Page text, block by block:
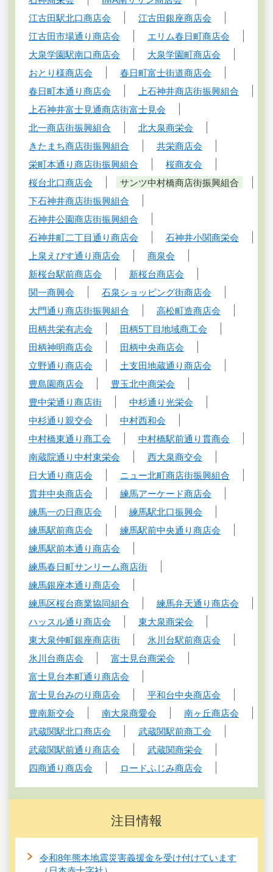
江古田駅北口商店会
江古田銀座商店会
江古田市場通り商店会
エリム春日町商店会
大泉学園駅南口商店会
大泉学園町商店会
おとり様商店会
春日町富士街道商店会
春日町本通り商店会
上石神井商店街振興組合
上石神井富士見通商店街富士見会
北一商店街振興組合
北大泉商栄会
きたまち商店街振興組合
共栄商店会
栄町本通り商店街振興組合
桜商友会
桜台北口商店会
サンツ中村橋商店街振興組合
下石神井商店街振興組合
石神井公園商店街振興組合
石神井町二丁目通り商店会
石神井小関商栄会
上泉えびす通り商店会
商泉会
新桜台駅前商店会
新桜台商店会
関一商興会
石泉ショッピング街商店会
大門通り商店街振興組合
高松町造商店会
田柄共栄有志会
田柄5丁目地域商工会
田柄神明商店会
田柄中央商店会
立野通り商店会
土支田地蔵通り商店会
豊島園商店会
豊玉北中商栄会
豊中栄通り商店街
中杉通り光栄会
中杉通り親交会
中村西和会
中村橋東通り商工会
中村橋駅前通り貫商会
南蔵院通り中村東栄会
西大泉商交会
日大通り商店会
ニュー北町商店街振興組合
貫井中央商店会
練馬アーケード商店会
練馬一の日商店会
練馬駅北口振興会
練馬駅前商店会
練馬駅前中央通り商店会
練馬駅前本通り商店会
練馬春日町サンリーム商店街
練馬銀座本通り商店会
練馬区桜台商業協同組合
練馬弁天通り商店会
ハッスル通り商店会
東大泉商栄会
東大泉仲町銀座商店街
氷川台駅前商店会
氷川台商店会
富士見台商栄会
富士見台本町通り商店会
富士見台みのり商店会
平和台中央商店会
豊南新交会
南大泉商愛会
南ヶ丘商店会
武蔵関駅北口商店会
武蔵関駅前商工会
武蔵関駅前通り商店会
武蔵関商栄会
四商通り商店会
ロードふじみ商店会
注目情報
令和8年熊本地震災害義援金を受け付けています